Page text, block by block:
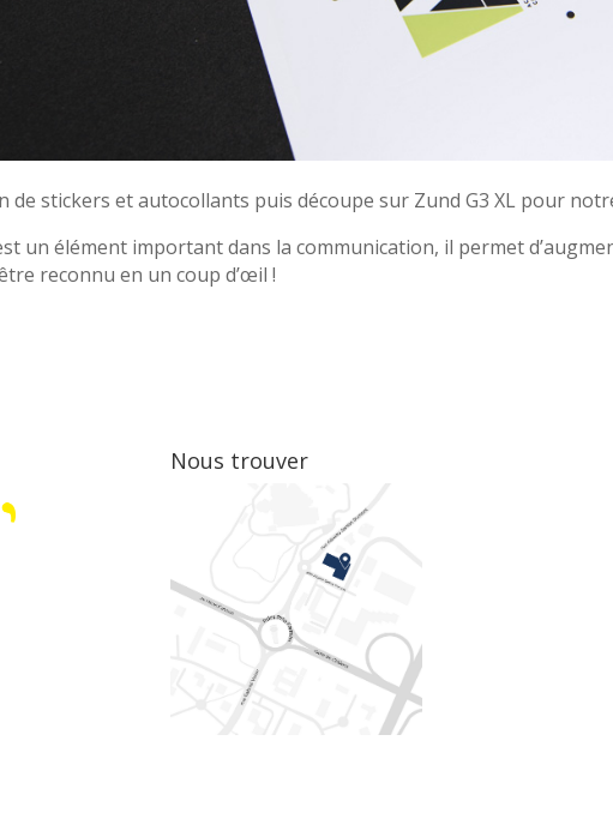
de stickers et autocollants puis découpe sur Zund G3 XL pour
un élément important dans la communication, il permet
reconnu en un coup d’œil !
Nous trouver